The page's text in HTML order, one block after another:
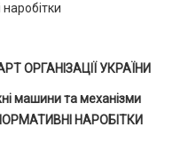
ОРГАНІЗАЦІЇ УКРАЇНИ
машини та механізми
НАРОБІТКИ